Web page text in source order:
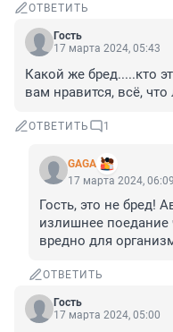
ОТВЕТИТЬ
Гость
17 марта 2024, 05:43
Какой же бред.....кто
вам нравится, всё, что
ОТВЕТИТЬ 1
GAGA
17 марта 2024, 06:09
Гость, это не бред!
излишнее поедание
вредно для
ОТВЕТИТЬ
Гость
17 марта 2024, 05:00